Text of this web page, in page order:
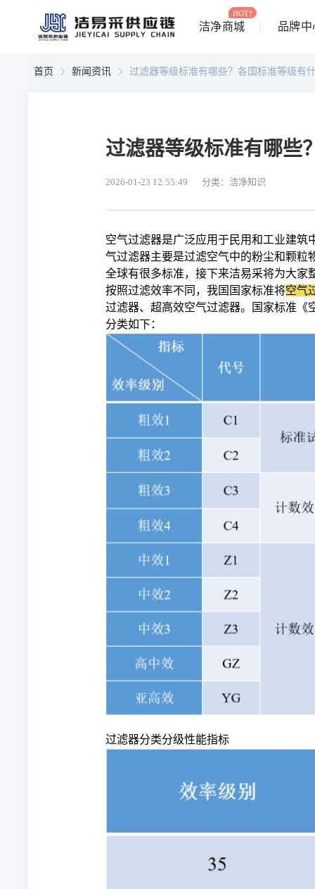
洁净商城
HOT!
品牌中
首页 新闻资讯 过滤器等级标准有哪些？各国标准等级有
过滤器等级标准有哪些
2026-01-23 12:55:49 分类：洁净知识
空气过滤器是广泛应用于民用和工业建
气过滤器主要是过滤空气中的粉尘和颗粒
全球有很多标准，接下来洁易采将为大家
按照过滤效率不同，我国国家标准将空气
过滤器、超高效空气过滤器。国家标准《
分类如下：
过滤器分类分级性能指标